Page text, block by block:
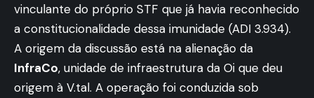
vinculante do próprio STF que já havia reconhecido
a constitucionalidade dessa imunidade (ADI 3.934).
A origem da discussão está na alienação da
InfraCo, unidade de infraestrutura da Oi que deu
origem à V.tal. A operação foi conduzida sob